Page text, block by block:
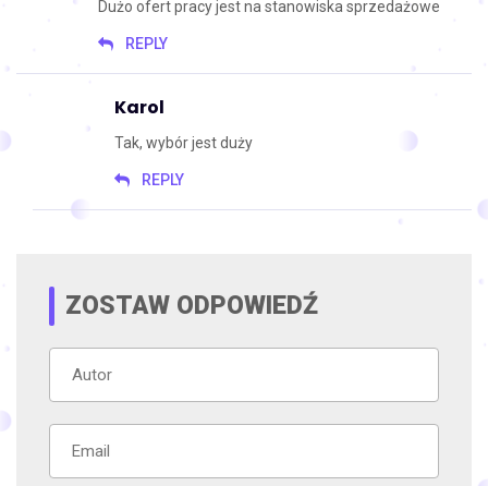
Dużo ofert pracy jest na stanowiska sprzedażowe
REPLY
Karol
Tak, wybór jest duży
REPLY
ZOSTAW ODPOWIEDŹ